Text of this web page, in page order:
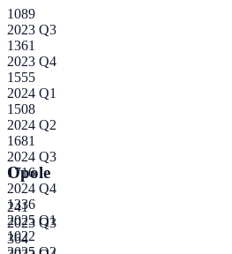
1089
2023 Q3
1361
2023 Q4
1555
2024 Q1
1508
2024 Q2
1681
2024 Q3
1716
2024 Q4
1336
2025 Q1
1022
Opole
241
2023 Q3
364